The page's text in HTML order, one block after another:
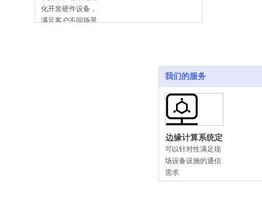
化开发硬件设备，
满足客户不同场景
我们的服务
边缘计算系统定
制开发
可以针对性满足现
场设备设施的通信
需求